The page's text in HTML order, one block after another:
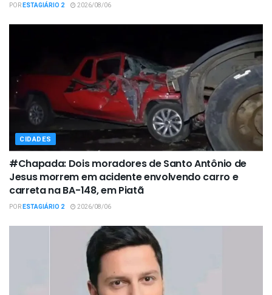
PORESTAGIÁRIO 2 2026/08/06
CIDADES
#Chapada: Dois moradores de Santo Antônio de
Jesus morrem em acidente envolvendo carro e
carreta na BA-148, em Piatã
PORESTAGIÁRIO 2 2026/08/06